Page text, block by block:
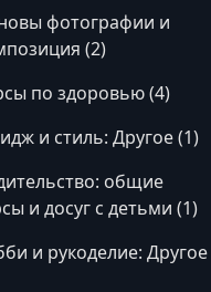
фотографии и
(2)
по здоровью (4)
и стиль: Другое (1)
общие
и досуг с детьми (1)
и рукоделие: Другое